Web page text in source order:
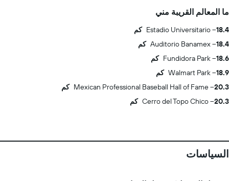
ما المعالم القريبة مني
Estadio Universitario
18.4 كم
Auditorio Banamex
18.4 كم
Fundidora Park
18.6 كم
Walmart Park
18.9 كم
Mexican Professional Baseball Hall of Fame
20.3 كم
Cerro del Topo Chico
20.3 كم
السياسات